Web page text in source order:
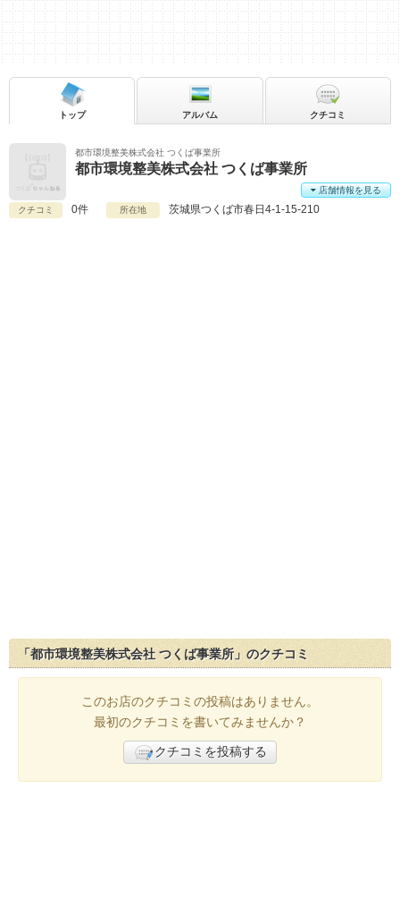
都市環境整美株式会社 つくば事業所
都市環境整美株式会社 つくば事業所
クチコミ 0件 所在地 茨城県つくば市春日4-1-15-210
店舗情報を見る
トップ アルバム クチコミ
「都市環境整美株式会社 つくば事業所」のクチコミ
このお店のクチコミの投稿はありません。
最初のクチコミを書いてみませんか？
クチコミを投稿する